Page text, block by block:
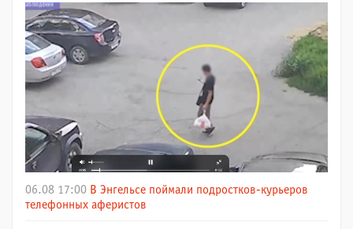
06.08 17:00 В Энгельсе поймали подростков-курьеров
телефонных аферистов